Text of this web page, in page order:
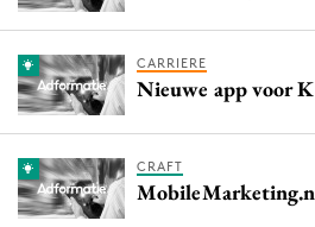
CARRIERE
Nieuwe app voor
CRAFT